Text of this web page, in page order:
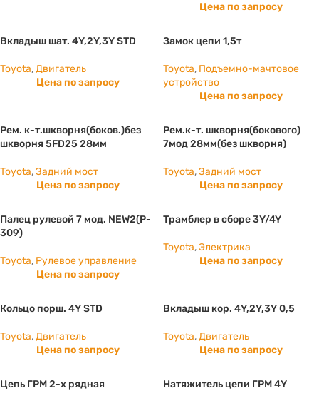
Цена по запросу
Вкладыш шат. 4Y,2Y,3Y STD
Toyota,Двигатель
Цена по запросу
Замок цепи 1,5т
Toyota, Подъемно-мачтовое
устройство
Цена по запросу
Рем. к-т.шкворня(боков.)без
шкворня 5FD25 28мм
Toyota,Задний мост
Цена по запросу
Рем.к-т. шкворня(бокового)
7мод 28мм(без шкворня)
Toyota,Задний мост
Цена по запросу
Палец рулевой 7 мод. NEW2(P-
309)
Toyota, Рулевое управление
Цена по запросу
Трамблер в сборе 3Y/4Y
Toyota,Электрика
Цена по запросу
Кольцо порш. 4Y STD
Toyota,Двигатель
Цена по запросу
Вкладыш кор. 4Y,2Y,3Y 0,5
Toyota,Двигатель
Цена по запросу
Цепь ГРМ 2-х рядная Натяжитель цепи ГРМ 4Y